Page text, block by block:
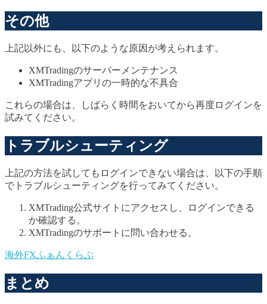
その他
上記以外にも、以下のような原因が考えられます。
XMTradingのサーバーメンテナンス
XMTradingアプリの一時的な不具合
これらの場合は、しばらく時間をおいてから再度ログインを
試みてください。
トラブルシューティング
上記の方法を試してもログインできない場合は、以下の手順
でトラブルシューティングを行ってみてください。
XMTrading公式サイトにアクセスし、ログインできる
か確認する。
XMTradingのサポートに問い合わせる。
海外FXふぁんくらぶ
まとめ